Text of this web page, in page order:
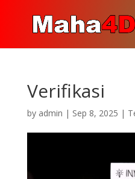
Verifikasi
by admin | Sep 8, 2025 |